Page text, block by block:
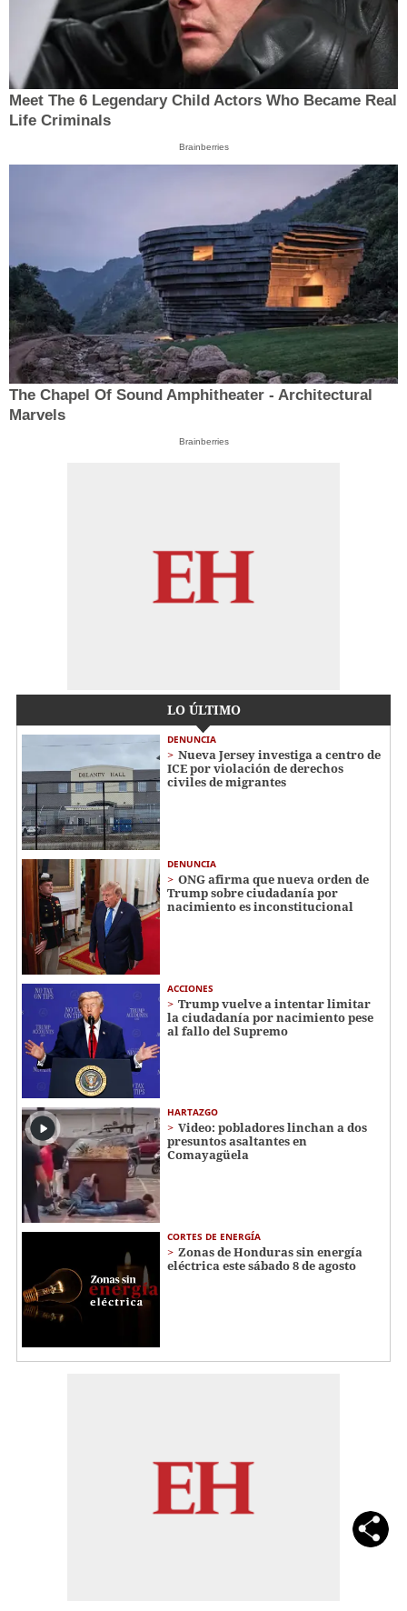
Meet The 6 Legendary Child Actors Who Became Real
Life Criminals
Brainberries
The Chapel Of Sound Amphitheater - Architectural
Marvels
Brainberries
LO ÚLTIMO
DENUNCIA
Nueva Jersey investiga a centro de
ICE por violación de derechos
civiles de migrantes
DENUNCIA
ONG afirma que nueva orden de
Trump sobre ciudadanía por
nacimiento es inconstitucional
ACCIONES
Trump vuelve a intentar limitar
la ciudadanía por nacimiento pese
al fallo del Supremo
HARTAZGO
Video: pobladores linchan a dos
presuntos asaltantes en
Comayagüela
CORTES DE ENERGÍA
Zonas de Honduras sin energía
eléctrica este sábado 8 de agosto